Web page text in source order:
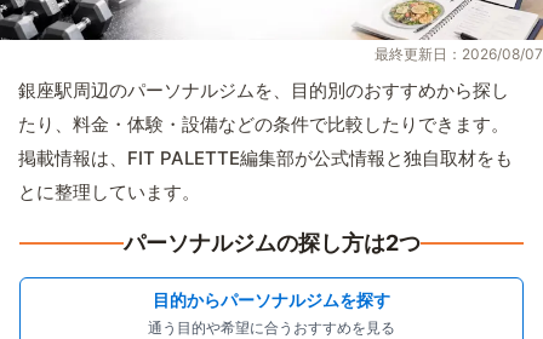
最終更新日：2026/08/07
銀座駅周辺のパーソナルジムを、目的別のおすすめから探し
たり、料金・体験・設備などの条件で比較したりできます。
掲載情報は、FIT PALETTE編集部が公式情報と独自取材をも
とに整理しています。
パーソナルジムの探し方は2つ
目的からパーソナルジムを探す
通う目的や希望に合うおすすめを見る